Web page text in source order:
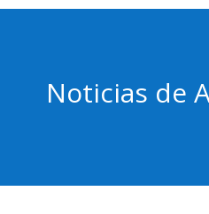
Noticias de